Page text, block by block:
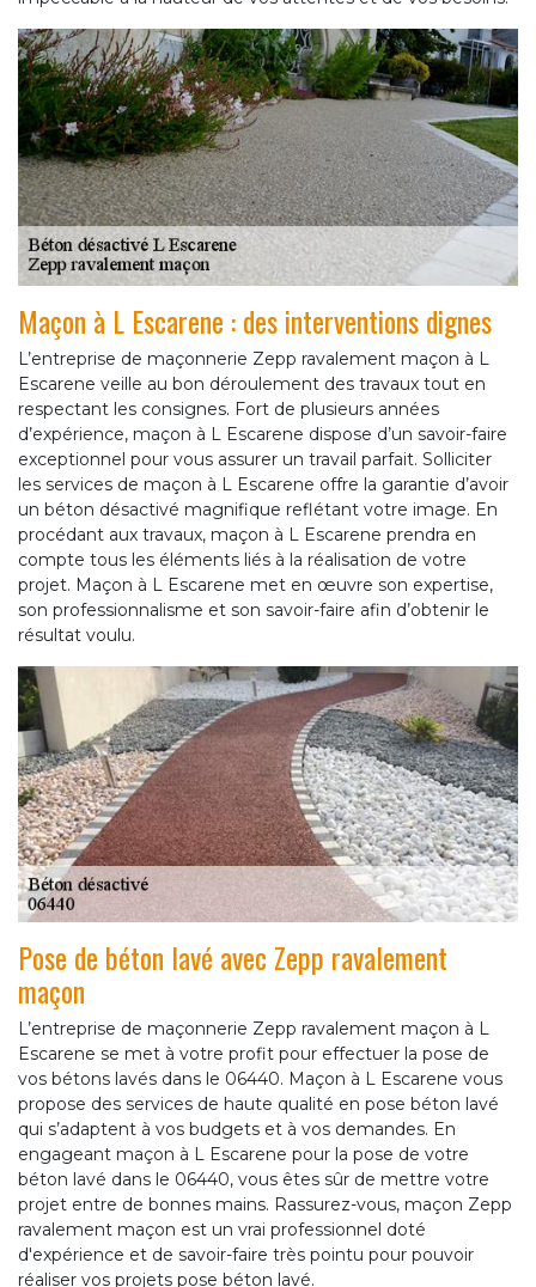
Maçon à L Escarene : des interventions dignes
L’entreprise de maçonnerie Zepp ravalement maçon à L
Escarene veille au bon déroulement des travaux tout en
respectant les consignes. Fort de plusieurs années
d’expérience, maçon à L Escarene dispose d’un savoir-faire
exceptionnel pour vous assurer un travail parfait. Solliciter
les services de maçon à L Escarene offre la garantie d’avoir
un béton désactivé magnifique reflétant votre image. En
procédant aux travaux, maçon à L Escarene prendra en
compte tous les éléments liés à la réalisation de votre
projet. Maçon à L Escarene met en œuvre son expertise,
son professionnalisme et son savoir-faire afin d’obtenir le
résultat voulu.
Pose de béton lavé avec Zepp ravalement
maçon
L’entreprise de maçonnerie Zepp ravalement maçon à L
Escarene se met à votre profit pour effectuer la pose de
vos bétons lavés dans le 06440. Maçon à L Escarene vous
propose des services de haute qualité en pose béton lavé
qui s’adaptent à vos budgets et à vos demandes. En
engageant maçon à L Escarene pour la pose de votre
béton lavé dans le 06440, vous êtes sûr de mettre votre
projet entre de bonnes mains. Rassurez-vous, maçon Zepp
ravalement maçon est un vrai professionnel doté
d'expérience et de savoir-faire très pointu pour pouvoir
réaliser vos projets pose béton lavé.